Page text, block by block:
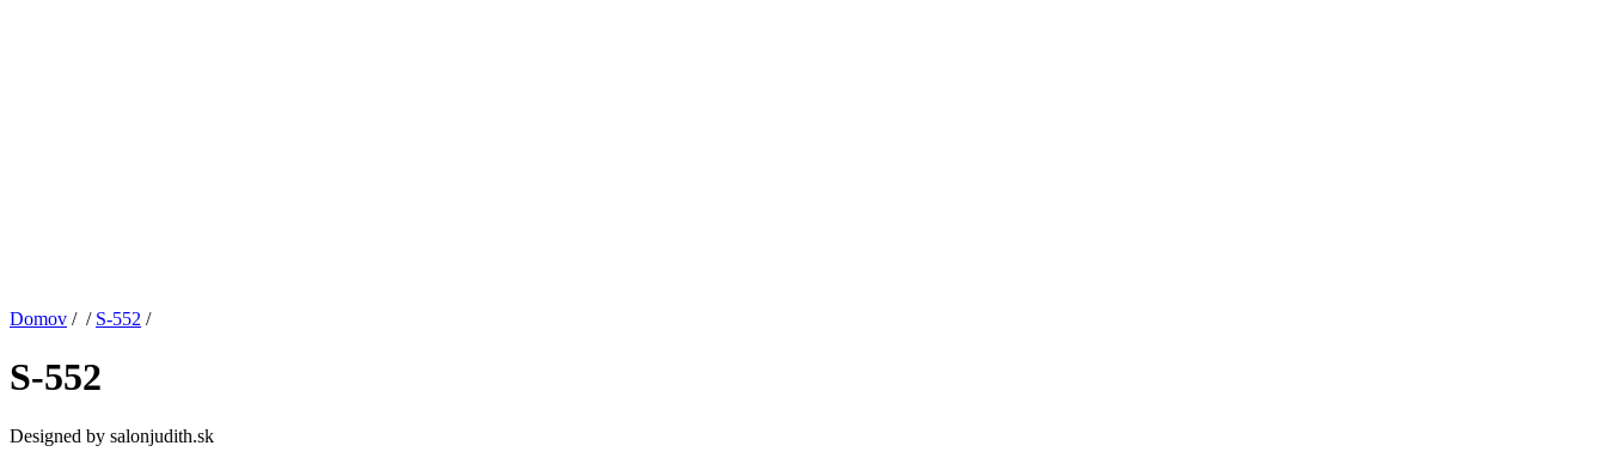
Domov / / S-552 /
S-552
Designed by salonjudith.sk